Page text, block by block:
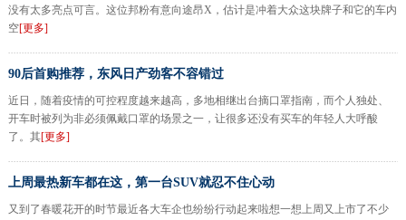
没有太多亮点可言。这位邦粉有意向途昂X，估计是冲着大众这块牌子和它的车内
空[更多]
90后首购推荐，东风日产劲客不容错过
近日，随着疫情的可控程度越来越高，多地相继出台摘口罩指南，而个人独处、
开车时被列为非必须佩戴口罩的场景之一，让很多还没有买车的年轻人大呼酸
了。其[更多]
上周最热新车都在这，第一台SUV就忍不住心动
又到了春暖花开的时节最近各大车企也纷纷行动起来啦想一想上周又上市了不少